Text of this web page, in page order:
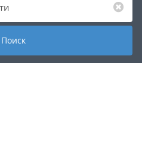
Поиск